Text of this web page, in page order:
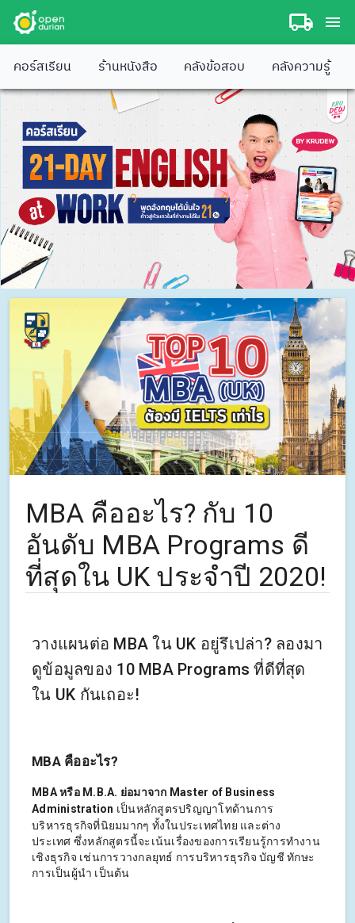
คอร์สเรียน ร้านหนังสือ คลังข้อสอบ คลังความรู้
MBA คืออะไร? กับ 10
อันดับ MBA Programs ดี
ที่สุดใน UK ประจำปี 2020!
วางแผนต่อ MBA ใน UK อยู่รึเปล่า? ลองมา
ดูข้อมูลของ 10 MBA Programs ที่ดีที่สุด
ใน UK กันเถอะ!
MBA คืออะไร?
MBA หรือ M.B.A. ย่อมาจาก Master of Business
Administration เป็นหลักสูตรปริญญาโทด้านการ
บริหารธุรกิจที่นิยมมากๆ ทั้งในประเทศไทย และต่าง
ประเทศ ซึ่งหลักสูตรนี้จะเน้นเรื่องของการเรียนรู้การทำงาน
เชิงธุรกิจ เช่นการวางกลยุทธ์ การบริหารธุรกิจ บัญชี ทักษะ
การเป็นผู้นำ เป็นต้น